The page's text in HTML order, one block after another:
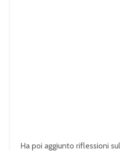
Ha poi aggiunto riflessioni